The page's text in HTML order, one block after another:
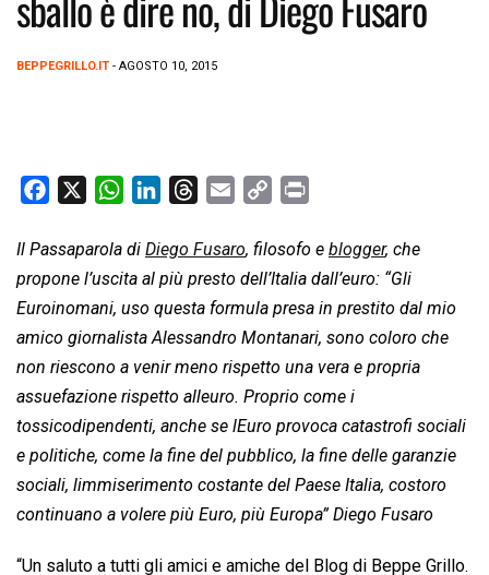
BEPPEGRILLO.IT - AGOSTO 10, 2015
c
e
b
o
o
k
W
a
t
s
A
p
p
n
k
e
d
I
n
r
e
a
d
s
a
l
p
y
L
i
n
k
i
n
t
Il Passaparola di Diego Fusaro, filosofo e blogger, che
propone l’uscita al più presto dell’Italia dall’euro: “Gli
Euroinomani, uso questa formula presa in prestito dal mio
amico giornalista Alessandro Montanari, sono coloro che
non riescono a venir meno rispetto una vera e propria
assuefazione rispetto alleuro. Proprio come i
tossicodipendenti, anche se lEuro provoca catastrofi sociali
e politiche, come la fine del pubblico, la fine delle garanzie
sociali, limmiserimento costante del Paese Italia, costoro
continuano a volere più Euro, più Europa” Diego Fusaro
“Un saluto a tutti gli amici e amiche del Blog di Beppe Grillo.